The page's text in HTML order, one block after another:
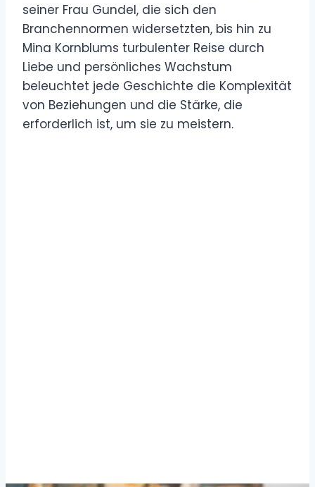
seiner Frau Gundel, die sich den
Branchennormen widersetzten, bis hin zu
Mina Kornblums turbulenter Reise durch
Liebe und persönliches Wachstum
beleuchtet jede Geschichte die Komplexität
von Beziehungen und die Stärke, die
erforderlich ist, um sie zu meistern.